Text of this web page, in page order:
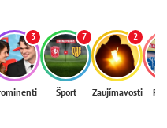
3 7
Šport
2
Zaujímavosti